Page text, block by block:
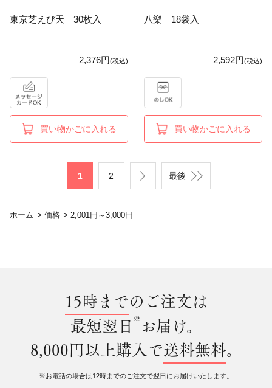
東京芝えび天 30枚入
2,376円(税込)
買い物かごに入れる
八樂 18袋入
2,592円(税込)
買い物かごに入れる
1 2 最後
ホーム > 価格 > 2,001円～3,000円
15時までのご注文は
最短翌日 ※ お届け。
8,000円以上購入で送料無料。
※お電話の場合は12時までのご注文で翌日にお届けいたします。